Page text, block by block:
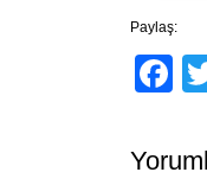
Paylaş: